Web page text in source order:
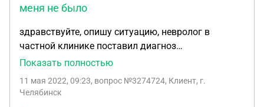
меня не было
здравствуйте, опишу ситуацию, невролог в
частной клинике поставил диагноз
генерализованное тревожное расстройство,
не было. Нужно ли мне получать какие-либо
Показать полностью
11 мая 2022, 09:23, вопрос №3274724, Клиент, г.
Челябинск